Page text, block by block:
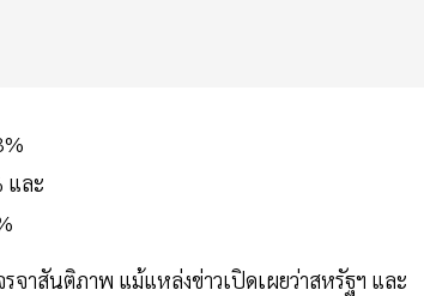
และ
จาสันติภาพ แม้แหล่งข่าวเปิดเผยว่าสหรัฐฯ และ